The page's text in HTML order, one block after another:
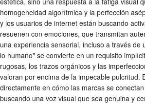
homogeneidad algorítmica y la perfección
y los usuarios de internet están buscando
resuenen con emociones, que transmitan
una experiencia sensorial, incluso a través de
lo humano" se convierte en un requisito
rugosas, los trazos orgánicos y las
valoran por encima de la impecable pulcritud.
directamente en cómo las marcas se
buscando una voz visual que sea genuina y